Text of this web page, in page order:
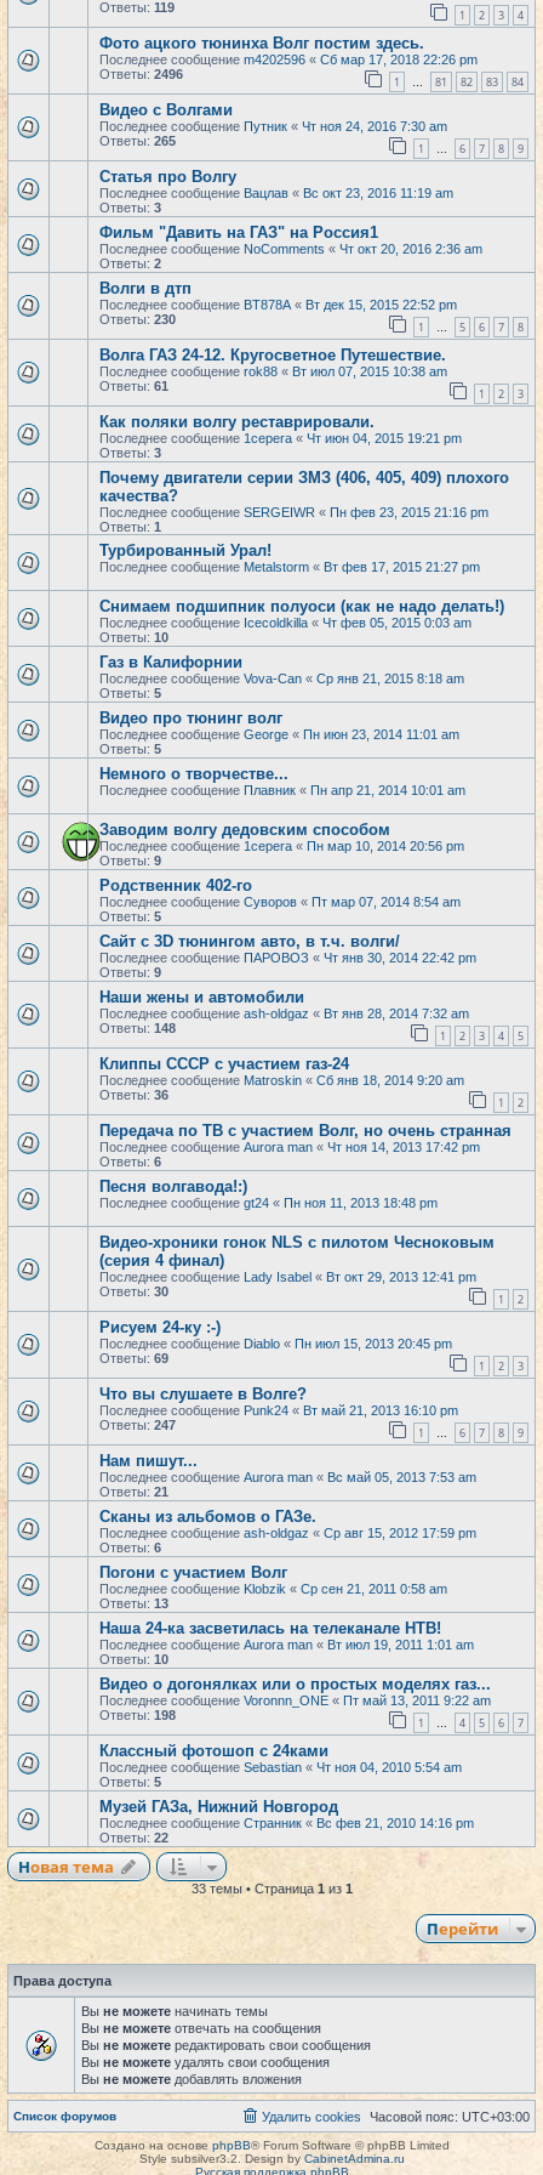
Ответы: 119 1 2 3 4
Фото ацкого тюнинха Волг постим здесь.
Последнее сообщение m4202596 « Сб мар 17, 2018 22:26 pm
Ответы: 2496 1 … 81 82 83 84
Видео с Волгами
Последнее сообщение Путник « Чт ноя 24, 2016 7:30 am
Ответы: 265 1 … 6 7 8 9
Статья про Волгу
Последнее сообщение Вацлав « Вс окт 23, 2016 11:19 am
Ответы: 3
Фильм "Давить на ГАЗ" на Россия1
Последнее сообщение NoComments « Чт окт 20, 2016 2:36 am
Ответы: 2
Волги в дтп
Последнее сообщение BT878A « Вт дек 15, 2015 22:52 pm
Ответы: 230 1 … 5 6 7 8
Волга ГАЗ 24-12. Кругосветное Путешествие.
Последнее сообщение rok88 « Вт июл 07, 2015 10:38 am
Ответы: 61 1 2 3
Как поляки волгу реставрировали.
Последнее сообщение 1cepera « Чт июн 04, 2015 19:21 pm
Ответы: 3
Почему двигатели серии ЗМЗ (406, 405, 409) плохого
качества?
Последнее сообщение SERGEIWR « Пн фев 23, 2015 21:16 pm
Ответы: 1
Турбированный Урал!
Последнее сообщение Metalstorm « Вт фев 17, 2015 21:27 pm
Снимаем подшипник полуоси (как не надо делать!)
Последнее сообщение Icecoldkilla « Чт фев 05, 2015 0:03 am
Ответы: 10
Газ в Калифорнии
Последнее сообщение Vova-Can « Ср янв 21, 2015 8:18 am
Ответы: 5
Видео про тюнинг волг
Последнее сообщение George « Пн июн 23, 2014 11:01 am
Ответы: 5
Немного о творчестве...
Последнее сообщение Плавник « Пн апр 21, 2014 10:01 am
Заводим волгу дедовским способом
Последнее сообщение 1cepera « Пн мар 10, 2014 20:56 pm
Ответы: 9
Родственник 402-го
Последнее сообщение Суворов « Пт мар 07, 2014 8:54 am
Ответы: 5
Сайт с 3D тюнингом авто, в т.ч. волги/
Последнее сообщение ПАРОВОЗ « Чт янв 30, 2014 22:42 pm
Ответы: 9
Наши жены и автомобили
Последнее сообщение ash-oldgaz « Вт янв 28, 2014 7:32 am
Ответы: 148 1 2 3 4 5
Клиппы СССР с участием газ-24
Последнее сообщение Matroskin « Сб янв 18, 2014 9:20 am
Ответы: 36 1 2
Передача по ТВ с участием Волг, но очень странная
Последнее сообщение Aurora man « Чт ноя 14, 2013 17:42 pm
Ответы: 6
Песня волгавода!:)
Последнее сообщение gt24 « Пн ноя 11, 2013 18:48 pm
Видео-хроники гонок NLS с пилотом Чесноковым
(серия 4 финал)
Последнее сообщение Lady Isabel « Вт окт 29, 2013 12:41 pm
Ответы: 30 1 2
Рисуем 24-ку :-)
Последнее сообщение Diablo « Пн июл 15, 2013 20:45 pm
Ответы: 69 1 2 3
Что вы слушаете в Волге?
Последнее сообщение Punk24 « Вт май 21, 2013 16:10 pm
Ответы: 247 1 … 6 7 8 9
Нам пишут...
Последнее сообщение Aurora man « Вс май 05, 2013 7:53 am
Ответы: 21
Сканы из альбомов о ГАЗе.
Последнее сообщение ash-oldgaz « Ср авг 15, 2012 17:59 pm
Ответы: 6
Погони с участием Волг
Последнее сообщение Klobzik « Ср сен 21, 2011 0:58 am
Ответы: 13
Наша 24-ка засветилась на телеканале НТВ!
Последнее сообщение Aurora man « Вт июл 19, 2011 1:01 am
Ответы: 10
Видео о догонялках или о простых моделях газ...
Последнее сообщение Voronnn_ONE « Пт май 13, 2011 9:22 am
Ответы: 198 1 … 4 5 6 7
Классный фотошоп с 24ками
Последнее сообщение Sebastian « Чт ноя 04, 2010 5:54 am
Ответы: 5
Музей ГАЗа, Нижний Новгород
Последнее сообщение Странник « Вс фев 21, 2010 14:16 pm
Ответы: 22
Новая тема
33 темы • Страница1из 1
Перейти
Права доступа
Вы не можете начинать темы
Вы не можете отвечать на сообщения
Вы не можете редактировать свои сообщения
Вы не можете удалять свои сообщения
Вы не можете добавлять вложения
Список форумов Часовой пояс: UTC+03:00
Удалить cookies
Создано на основе phpBB® Forum Software © phpBB Limited
Style subsilver3.2. Design by CabinetAdmina.ru
Русская поддержка phpBB